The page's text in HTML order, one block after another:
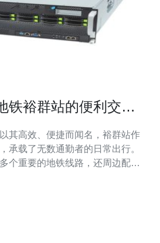
铁裕群站的便利交通
其高效、便捷而闻名，裕群站作
承载了无数通勤者的日常出行。
个重要的地铁线路，还周边配备
深入探讨裕群站的交通优势及周